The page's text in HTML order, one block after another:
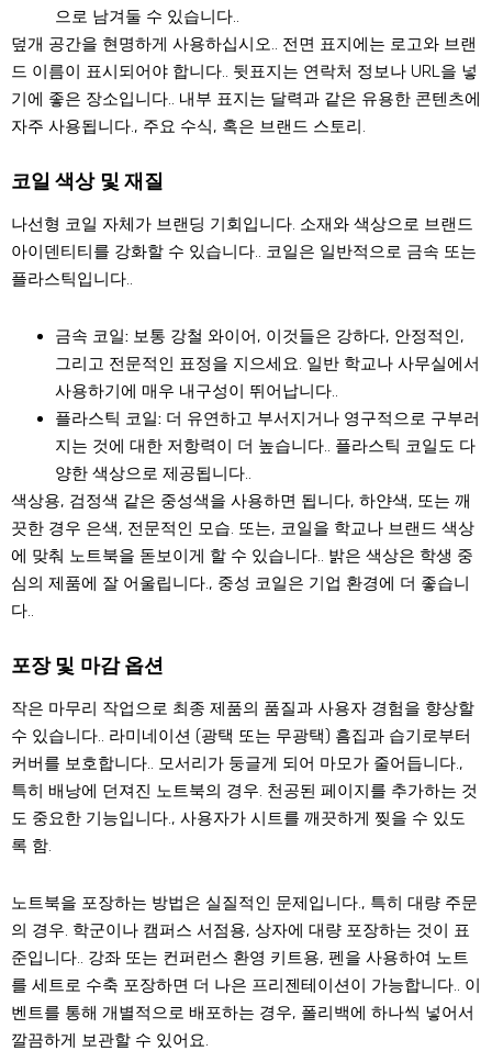
으로 남겨둘 수 있습니다..
덮개 공간을 현명하게 사용하십시오.. 전면 표지에는 로고와 브랜
드 이름이 표시되어야 합니다.. 뒷표지는 연락처 정보나 URL을 넣
기에 좋은 장소입니다.. 내부 표지는 달력과 같은 유용한 콘텐츠에
자주 사용됩니다., 주요 수식, 혹은 브랜드 스토리.
코일 색상 및 재질
나선형 코일 자체가 브랜딩 기회입니다. 소재와 색상으로 브랜드
아이덴티티를 강화할 수 있습니다.. 코일은 일반적으로 금속 또는
플라스틱입니다..
금속 코일: 보통 강철 와이어, 이것들은 강하다, 안정적인,
그리고 전문적인 표정을 지으세요. 일반 학교나 사무실에서
사용하기에 매우 내구성이 뛰어납니다..
플라스틱 코일: 더 유연하고 부서지거나 영구적으로 구부러
지는 것에 대한 저항력이 더 높습니다.. 플라스틱 코일도 다
양한 색상으로 제공됩니다..
색상용, 검정색 같은 중성색을 사용하면 됩니다, 하얀색, 또는 깨
끗한 경우 은색, 전문적인 모습. 또는, 코일을 학교나 브랜드 색상
에 맞춰 노트북을 돋보이게 할 수 있습니다.. 밝은 색상은 학생 중
심의 제품에 잘 어울립니다., 중성 코일은 기업 환경에 더 좋습니
다..
포장 및 마감 옵션
작은 마무리 작업으로 최종 제품의 품질과 사용자 경험을 향상할
수 있습니다.. 라미네이션 (광택 또는 무광택) 흠집과 습기로부터
커버를 보호합니다.. 모서리가 둥글게 되어 마모가 줄어듭니다.,
특히 배낭에 던져진 노트북의 경우. 천공된 페이지를 추가하는 것
도 중요한 기능입니다., 사용자가 시트를 깨끗하게 찢을 수 있도
록 함.
노트북을 포장하는 방법은 실질적인 문제입니다., 특히 대량 주문
의 경우. 학군이나 캠퍼스 서점용, 상자에 대량 포장하는 것이 표
준입니다.. 강좌 또는 컨퍼런스 환영 키트용, 펜을 사용하여 노트
를 세트로 수축 포장하면 더 나은 프리젠테이션이 가능합니다.. 이
벤트를 통해 개별적으로 배포하는 경우, 폴리백에 하나씩 넣어서
깔끔하게 보관할 수 있어요.